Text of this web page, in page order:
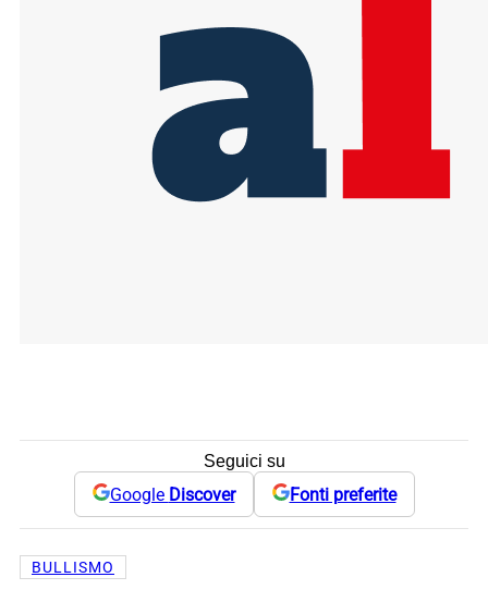
Seguici su
Google Discover Fonti preferite
BULLISMO